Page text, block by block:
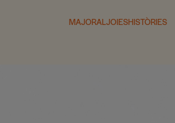
MAJORALJOIESHISTÒRIES